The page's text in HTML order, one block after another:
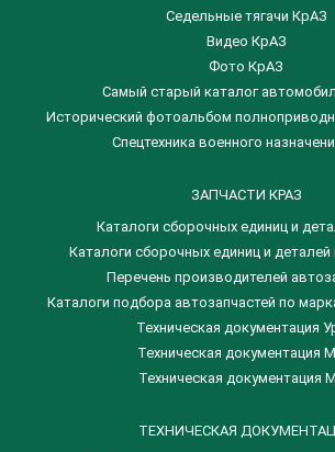
Седельные тягачи КрАЗ
Видео КрАЗ
Фото КрАЗ
Самый старый каталог
Исторический фотоальбом
Спецтехника военного
ЗАПЧАСТИ КРАЗ
Каталоги сборочных единиц и
​Каталоги сборочных единиц и деталей
Перечень производителей
Каталоги подбора автозапчастей по
Техническая документация
Техническая документация
Техническая документация
ТЕХНИЧЕСКАЯ